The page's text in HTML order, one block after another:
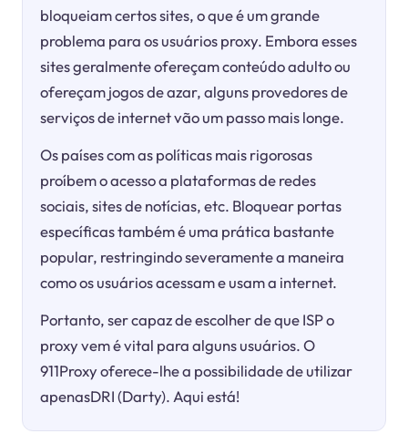
bloqueiam certos sites, o que é um grande
problema para os usuários proxy. Embora esses
sites geralmente ofereçam conteúdo adulto ou
ofereçam jogos de azar, alguns provedores de
serviços de internet vão um passo mais longe.
Os países com as políticas mais rigorosas
proíbem o acesso a plataformas de redes
sociais, sites de notícias, etc. Bloquear portas
específicas também é uma prática bastante
popular, restringindo severamente a maneira
como os usuários acessam e usam a internet.
Portanto, ser capaz de escolher de que ISP o
proxy vem é vital para alguns usuários. O
911Proxy oferece-lhe a possibilidade de utilizar
apenasDRI (Darty). Aqui está!